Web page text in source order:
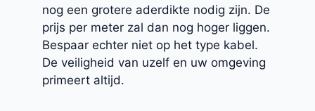
nog een grotere aderdikte nodig zijn. De
prijs per meter zal dan nog hoger liggen.
Bespaar echter niet op het type kabel.
De veiligheid van uzelf en uw omgeving
primeert altijd.